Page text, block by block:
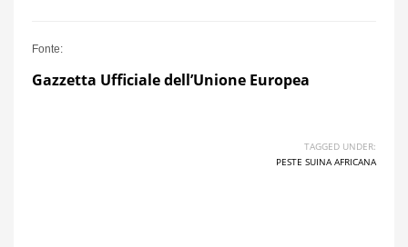
Fonte:
Gazzetta Ufficiale dell’Unione Europea
TAGGED UNDER:
PESTE SUINA AFRICANA